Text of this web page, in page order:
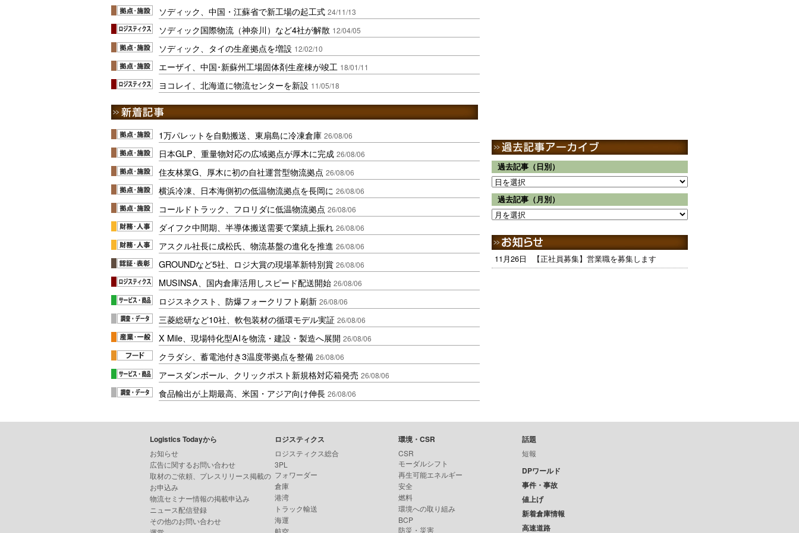
ソディック、中国・江蘇省で新工場の起工式 24/11/13
ソディック国際物流（神奈川）など4社が解散 12/04/05
ソディック、タイの生産拠点を増設 12/02/10
エーザイ、中国･新蘇州工場固体剤生産棟が竣工 18/01/11
ヨコレイ、北海道に物流センターを新設 11/05/18
1万パレットを自動搬送、東扇島に冷凍倉庫 26/08/06
日本GLP、重量物対応の広域拠点が厚木に完成 26/08/06
住友林業G、厚木に初の自社運営型物流拠点 26/08/06
横浜冷凍、日本海側初の低温物流拠点を長岡に 26/08/06
コールドトラック、フロリダに低温物流拠点 26/08/06
ダイフク中間期、半導体搬送需要で業績上振れ 26/08/06
アスクル社長に成松氏、物流基盤の進化を推進 26/08/06
GROUNDなど5社、ロジ大賞の現場革新特別賞 26/08/06
MUSINSA、国内倉庫活用しスピード配送開始 26/08/06
ロジスネクスト、防爆フォークリフト刷新 26/08/06
三菱総研など10社、軟包装材の循環モデル実証 26/08/06
X Mile、現場特化型AIを物流・建設・製造へ展開 26/08/06
クラダシ、蓄電池付き3温度帯拠点を整備 26/08/06
アースダンボール、クリックポスト新規格対応箱発売 26/08/06
食品輸出が上期最高、米国・アジア向け伸長 26/08/06
過去記事（日別）
過去記事（月別）
11月26日 【正社員募集】営業職を募集します
Logistics Todayから
お知らせ
広告に関するお問い合わせ
取材のご依頼、プレスリリース掲載の
お申込み
物流セミナー情報の掲載申込み
ニュース配信登録
その他のお問い合わせ
ロジスティクス
ロジスティクス総合
3PL
フォワーダー
倉庫
港湾
トラック輸送
海運
航空
環境・CSR
CSR
モーダルシフト
再生可能エネルギー
安全
燃料
環境への取り組み
BCP
防災・災害
話題
短報
DPワールド
事件・事故
値上げ
新着倉庫情報
高速道路